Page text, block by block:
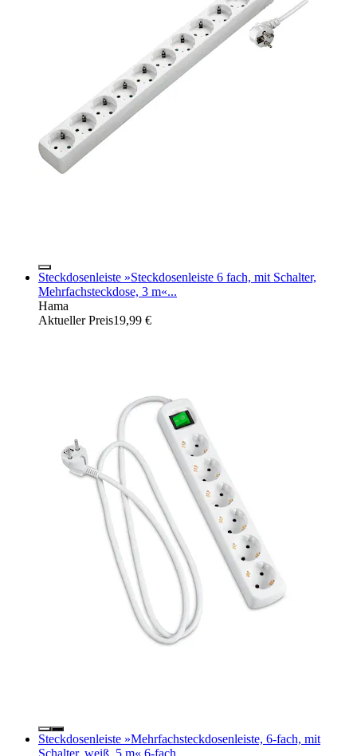
Steckdosenleiste »Steckdosenleiste 6 fach, mit Schalter,
Mehrfachsteckdose, 3 m«...
Hama
Aktueller Preis19,99 €
Steckdosenleiste »Mehrfachsteckdosenleiste, 6-fach, mit
Schalter, weiß, 5 m« 6-fach...